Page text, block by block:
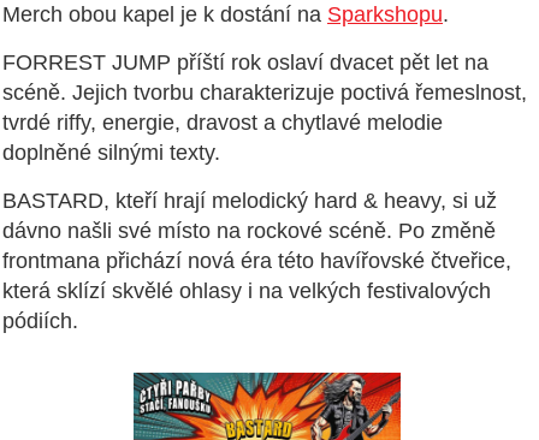
Merch obou kapel je k dostání na Sparkshopu.
FORREST JUMP příští rok oslaví dvacet pět let na
scéně. Jejich tvorbu charakterizuje poctivá řemeslnost,
tvrdé riffy, energie, dravost a chytlavé melodie
doplněné silnými texty.
BASTARD, kteří hrají melodický hard & heavy, si už
dávno našli své místo na rockové scéně. Po změně
frontmana přichází nová éra této havířovské čtveřice,
která sklízí skvělé ohlasy i na velkých festivalových
pódiích.